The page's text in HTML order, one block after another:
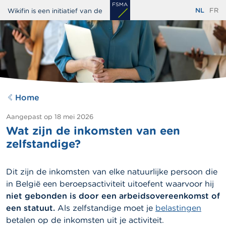
Overslaan
en
naar
de
inhoud
gaan
Wikifin is een initiatief van de NL FR
Home
Aangepast op 18 mei 2026
Wat zijn de inkomsten van een
zelfstandige?
Dit zijn de inkomsten van elke natuurlijke persoon die
in België een beroepsactiviteit uitoefent waarvoor hij
niet gebonden is door een arbeidsovereenkomst of
een statuut. Als zelfstandige moet je belastingen
betalen op de inkomsten uit je activiteit.